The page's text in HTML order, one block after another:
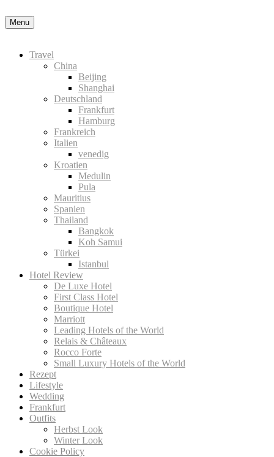
Menu
Travel
China
Beijing
Shanghai
Deutschland
Frankfurt
Hamburg
Frankreich
Italien
venedig
Kroatien
Medulin
Pula
Mauritius
Spanien
Thailand
Bangkok
Koh Samui
Türkei
Istanbul
Hotel Review
De Luxe Hotel
First Class Hotel
Boutique Hotel
Marriott
Leading Hotels of the World
Relais & Châteaux
Rocco Forte
Small Luxury Hotels of the World
Rezept
Lifestyle
Wedding
Frankfurt
Outfits
Herbst Look
Winter Look
Cookie Policy
Nähere Information zu den Cookies in der Datenschutzerklärung